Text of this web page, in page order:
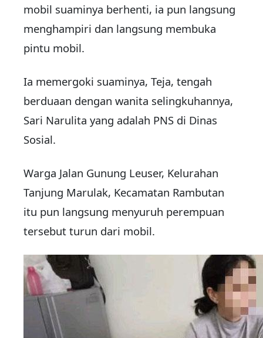
mobil suaminya berhenti, ia pun langsung
menghampiri dan langsung membuka
pintu mobil.
Ia memergoki suaminya, Teja, tengah
berduaan dengan wanita selingkuhannya,
Sari Narulita yang adalah PNS di Dinas
Sosial.
Warga Jalan Gunung Leuser, Kelurahan
Tanjung Marulak, Kecamatan Rambutan
itu pun langsung menyuruh perempuan
tersebut turun dari mobil.